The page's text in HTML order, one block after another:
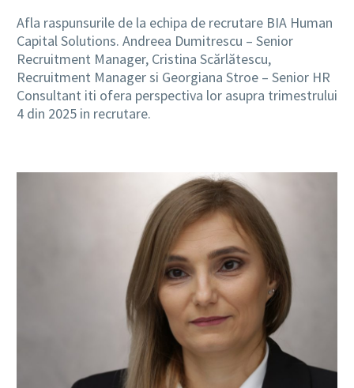
Afla raspunsurile de la echipa de recrutare BIA Human
Capital Solutions. Andreea Dumitrescu – Senior
Recruitment Manager, Cristina Scărlătescu,
Recruitment Manager si Georgiana Stroe – Senior HR
Consultant iti ofera perspectiva lor asupra trimestrului
4 din 2025 in recrutare.